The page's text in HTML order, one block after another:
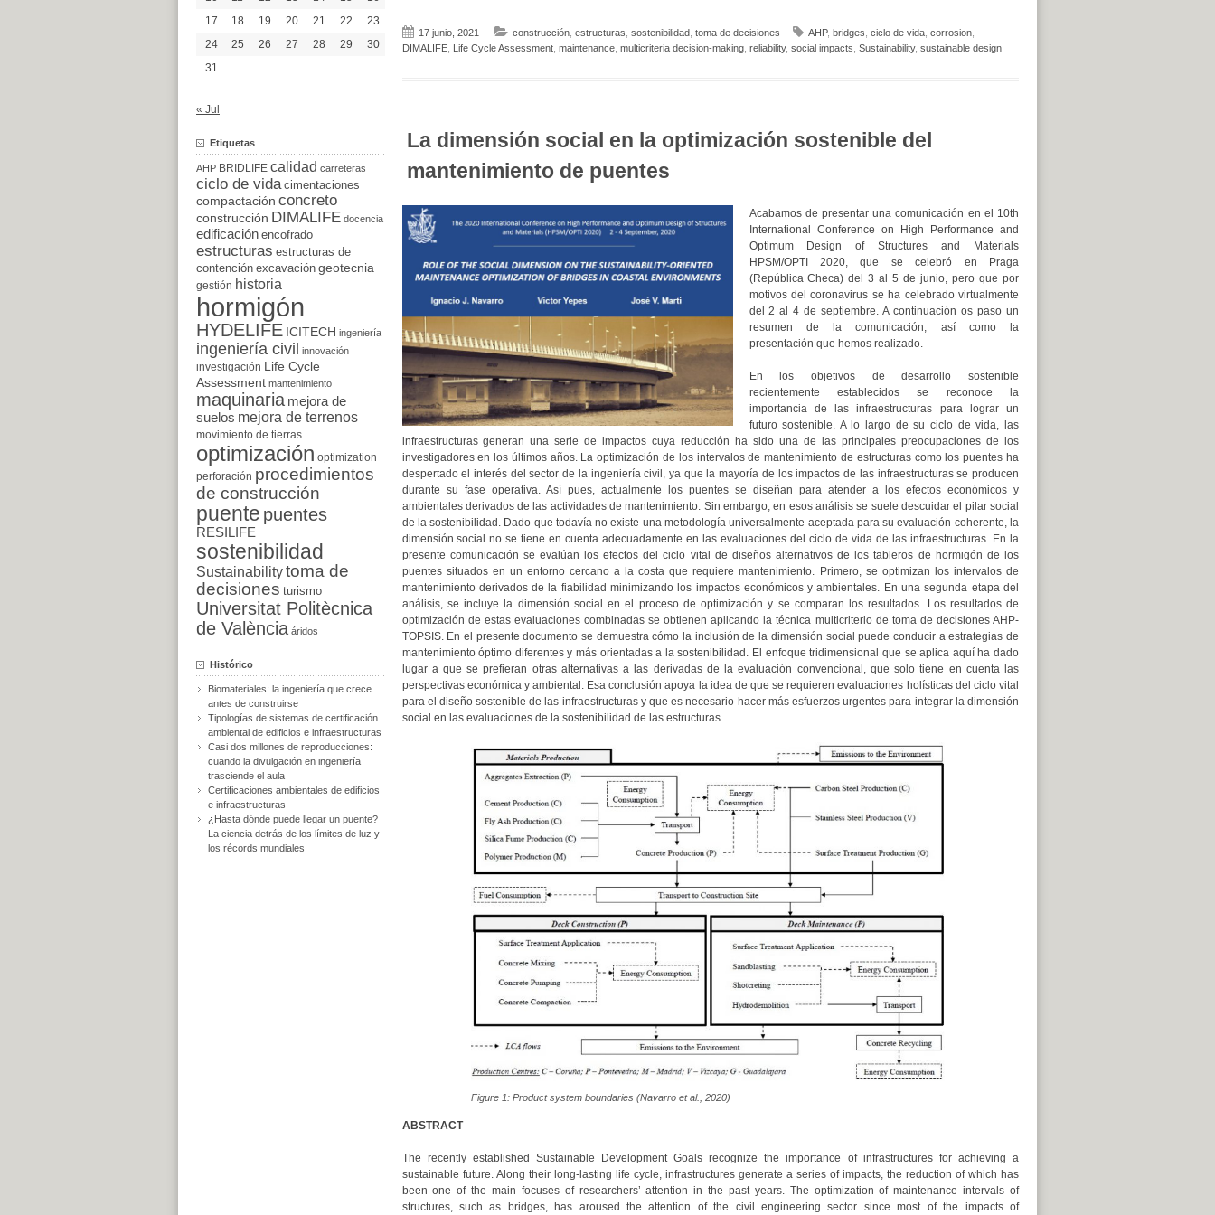
17 junio, 2021 construcción, estructuras sostenibilidad, toma de decisiones AHP, bridges ciclo de vida, corrosion,
DIMALIFE, Life Cycle Assessment, maintenance, multicriteria decision-making, reliability, social impacts Sustainability, sustainable design
La dimensión social en la optimización sostenible del
mantenimiento de puentes
Acabamos de presentar una comunicación en el 10th
International Conference on High Performance and
Optimum Design of Structures and Materials
HPSM/OPTI 2020, que se celebró en Praga
(República Checa) del 3 al 5 de junio, pero que por
motivos del coronavirus se ha celebrado virtualmente
del 2 al 4 de septiembre. A continuación os paso un
resumen de la comunicación, así como la
presentación que hemos realizado.
En los objetivos de desarrollo sostenible
recientemente establecidos se reconoce la
importancia de las infraestructuras para lograr un
futuro sostenible. A lo largo de su ciclo de vida, las
infraestructuras generan una serie de impactos cuya reducción ha sido una de las principales preocupaciones de los
investigadores en los últimos años. La optimización de los intervalos de mantenimiento de estructuras como los puentes ha
despertado el interés del sector de la ingeniería civil, ya que la mayoría de los impactos de las infraestructuras se producen
durante su fase operativa. Así pues, actualmente los puentes se diseñan para atender a los efectos económicos y
ambientales derivados de las actividades de mantenimiento. Sin embargo, en esos análisis se suele descuidar el pilar social
de la sostenibilidad. Dado que todavía no existe una metodología universalmente aceptada para su evaluación coherente, la
dimensión social no se tiene en cuenta adecuadamente en las evaluaciones del ciclo de vida de las infraestructuras. En la
presente comunicación se evalúan los efectos del ciclo vital de diseños alternativos de los tableros de hormigón de los
puentes situados en un entorno cercano a la costa que requiere mantenimiento. Primero, se optimizan los intervalos de
mantenimiento derivados de la fiabilidad minimizando los impactos económicos y ambientales. En una segunda etapa del
análisis, se incluye la dimensión social en el proceso de optimización y se comparan los resultados. Los resultados de
optimización de estas evaluaciones combinadas se obtienen aplicando la técnica multicriterio de toma de decisiones AHP-
TOPSIS. En el presente documento se demuestra cómo la inclusión de la dimensión social puede conducir a estrategias de
mantenimiento óptimo diferentes y más orientadas a la sostenibilidad. El enfoque tridimensional que se aplica aquí ha dado
lugar a que se prefieran otras alternativas a las derivadas de la evaluación convencional, que solo tiene en cuenta las
perspectivas económica y ambiental. Esa conclusión apoya la idea de que se requieren evaluaciones holísticas del ciclo vital
para el diseño sostenible de las infraestructuras y que es necesario hacer más esfuerzos urgentes para integrar la dimensión
social en las evaluaciones de la sostenibilidad de las estructuras.
Figure 1: Product system boundaries (Navarro et al., 2020)
ABSTRACT
The recently established Sustainable Development Goals recognize the importance of infrastructures for achieving a
sustainable future. Along their long-lasting life cycle, infrastructures generate a series of impacts, the reduction of which has
been one of the main focuses of researchers’ attention in the past years. The optimization of maintenance intervals of
structures, such as bridges, has aroused the attention of the civil engineering sector since most of the impacts of
17
18 19 20 21 22
23
24
25 26 27 28 29
30
31
« Jul
Etiquetas
AHP BRIDLIFE calidad carreteras
ciclo de vida cimentaciones
compactación concreto
construcción DIMALIFE docencia
edificación encofrado
estructuras estructuras de
contención excavación geotecnia
gestión historia
hormigón
HYDELIFE ICITECH ingeniería
ingeniería civil innovación
investigación
Life Cycle
Assessment mantenimiento
maquinaria mejora de
suelos mejora de terrenos
movimiento de tierras
optimización optimization
perforación procedimientos
de construcción
puente puentes
RESILIFE
sostenibilidad
Sustainabilitytoma de
decisiones turismo
Universitat Politècnica
de València áridos
Histórico
Biomateriales: la ingeniería que crece
antes de construirse
Tipologías de sistemas de certificación
ambiental de edificios e infraestructuras
Casi dos millones de reproducciones:
cuando la divulgación en ingeniería
trasciende el aula
Certificaciones ambientales de edificios
e infraestructuras
¿Hasta dónde puede llegar un puente?
La ciencia detrás de los límites de luz y
los récords mundiales